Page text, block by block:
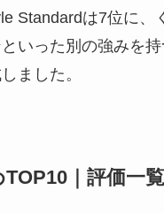
Standardは7位に、
いった別の強みを
ました。
｜評価一覧